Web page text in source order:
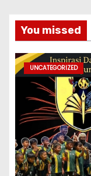
You missed
UNCATEGORIZED